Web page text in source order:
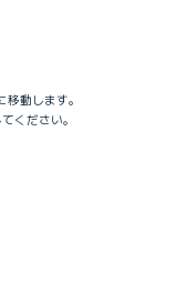
動します。
ください。